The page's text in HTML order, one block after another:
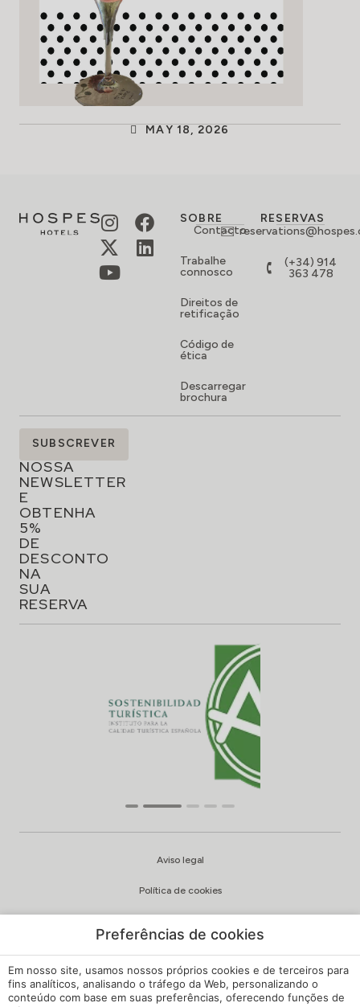
MAY 18, 2026
SOBRE
Contacto
Trabalhe
connosco
Direitos de
retificação
Código de
ética
Descarregar
brochura
RESERVAS
(+34) 914
363 478
SUBSCREVA
NOSSA
NEWSLETTER
E
OBTENHA
5%
DE
DESCONTO
NA
SUA
RESERVA
SUBSCREVER
Aviso legal
Política de cookies
Canal de Queixas
Preferências de cookies
Em nosso site, usamos nossos próprios cookies e de terceiros para
fins analíticos, analisando o tráfego da Web, personalizando o
conteúdo com base em suas preferências, oferecendo funções de